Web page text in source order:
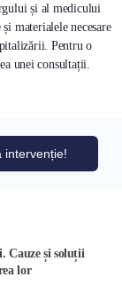
și al medicului
materialele necesare
Pentru o
unei consultații.
intervenție!
Cauze și soluții
lor